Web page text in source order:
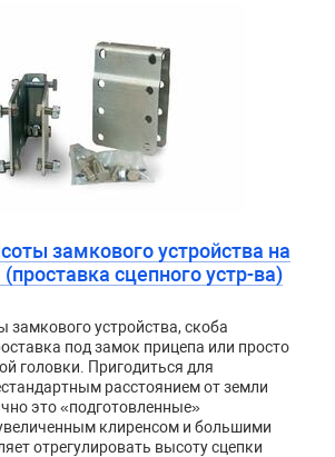
замкового устройства на
сцепного устр-ва)
замкового устройства, скоба
под замок прицепа или просто
головки. Пригодиться для
расстоянием от земли
это «подготовленные»
клиренсом и большими
отрегулировать высоту сцепки